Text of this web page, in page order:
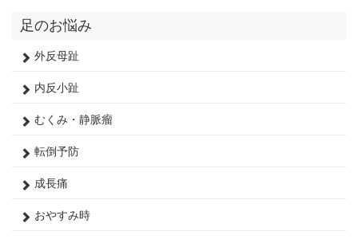
足のお悩み
外反母趾
内反小趾
むくみ・静脈瘤
転倒予防
成長痛
おやすみ時